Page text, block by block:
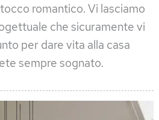
romantico. Vi lasciamo
che sicuramente vi
per dare vita alla casa
sempre sognato.